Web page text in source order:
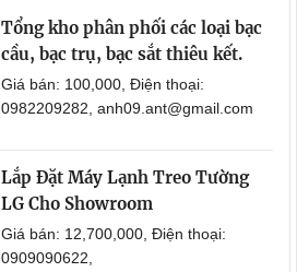
Tổng kho phân phối các loại bạc
cầu, bạc trụ, bạc sắt thiêu kết.
Giá bán: 100,000, Điện thoại:
0982209282, anh09.ant@gmail.com
Lắp Đặt Máy Lạnh Treo Tường
LG Cho Showroom
Giá bán: 12,700,000, Điện thoại:
0909090622,